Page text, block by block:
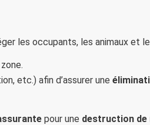
les occupants, les animaux et
etc.) afin d’assurer une
pour une destruction de